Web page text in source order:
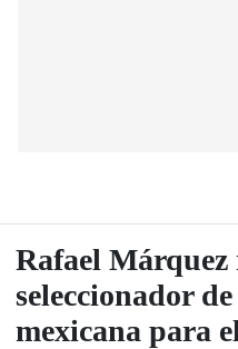
Rafael
seleccionador
mexicana para